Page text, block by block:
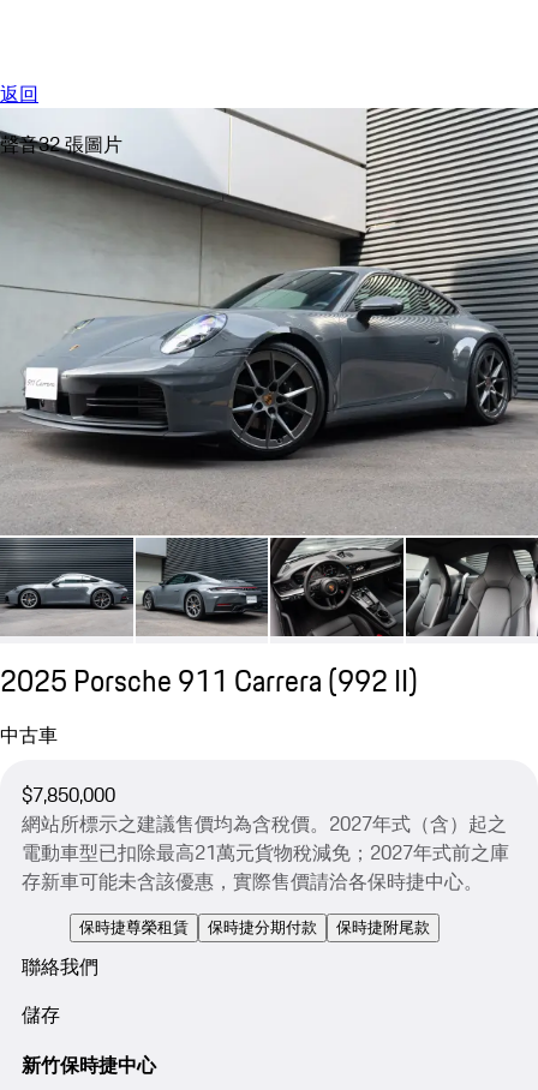
返回
聲音32 張圖片
2025 Porsche 911 Carrera(992 II)
中古車
$7,850,000
網站所標示之建議售價均為含稅價。2027年式（含）起之
電動車型已扣除最高21萬元貨物稅減免；2027年式前之庫
存新車可能未含該優惠，實際售價請洽各保時捷中心。
保時捷尊榮租賃 保時捷分期付款 保時捷附尾款
聯絡我們
儲存
新竹保時捷中心